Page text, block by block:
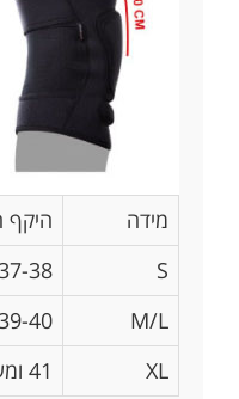
מידה
היקף
S
38
M/L
40
XL
41 ומעלה